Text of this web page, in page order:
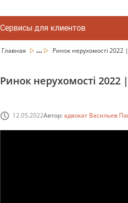
Сервисы для клиентов
Главная ... Ринок нерухомості 2022
Ринок нерухомості 2022
12.05.2022Автор:адвокат Васильев